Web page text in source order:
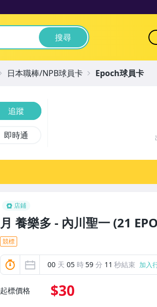
搜尋
店鋪
月 養樂多 - 內川聖一 (21
競標
00 天 05 時 59 分 10 秒結束 加入
起標價格 $30
追蹤
即時通
日本職棒/NPB球員卡 Epoch球員卡